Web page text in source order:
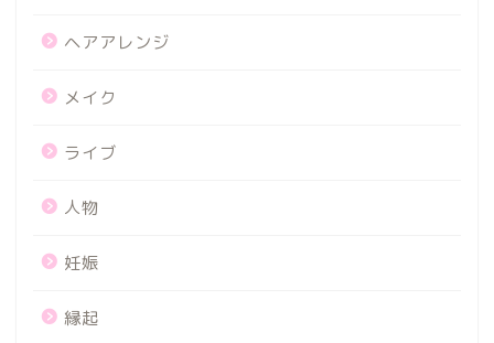
ヘアアレンジ
メイク
ライブ
人物
妊娠
縁起